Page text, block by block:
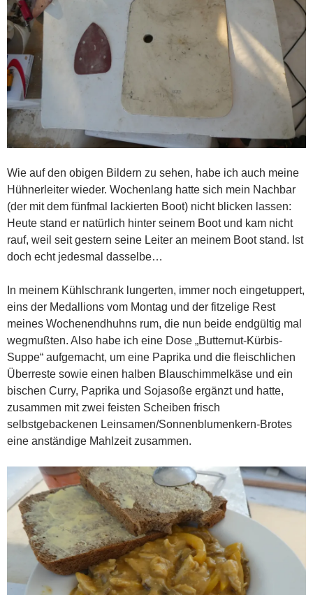
Wie auf den obigen Bildern zu sehen, habe ich auch meine
Hühnerleiter wieder. Wochenlang hatte sich mein Nachbar
(der mit dem fünfmal lackierten Boot) nicht blicken lassen:
Heute stand er natürlich hinter seinem Boot und kam nicht
rauf, weil seit gestern seine Leiter an meinem Boot stand. Ist
doch echt jedesmal dasselbe…
In meinem Kühlschrank lungerten, immer noch eingetuppert,
eins der Medallions vom Montag und der fitzelige Rest
meines Wochenendhuhns rum, die nun beide endgültig mal
wegmußten. Also habe ich eine Dose „Butternut-Kürbis-
Suppe“ aufgemacht, um eine Paprika und die fleischlichen
Überreste sowie einen halben Blauschimmelkäse und ein
bischen Curry, Paprika und Sojasoße ergänzt und hatte,
zusammen mit zwei feisten Scheiben frisch
selbstgebackenen Leinsamen/Sonnenblumenkern-Brotes
eine anständige Mahlzeit zusammen.